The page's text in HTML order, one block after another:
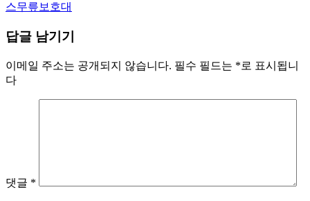
스무릎보호대
답글 남기기
이메일 주소는 공개되지 않습니다. 필수 필드는 *로 표시됩니
다
댓글 *